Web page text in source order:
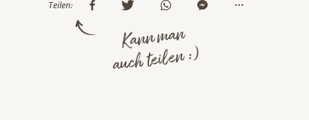
Teilen:
Kann man
auch teilen :)